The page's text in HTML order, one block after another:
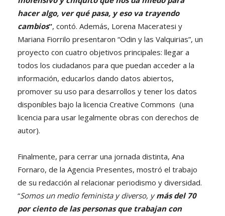
hacer algo, ver qué pasa, y eso va trayendo
cambios“, contó. Además, Lorena Maceratesi y
Mariana Fiorrilo presentaron “Odin y las Valquirias”, un
proyecto con cuatro objetivos principales: llegar a
todos los ciudadanos para que puedan acceder a la
información, educarlos dando datos abiertos,
promover su uso para desarrollos y tener los datos
disponibles bajo la licencia Creative Commons (una
licencia para usar legalmente obras con derechos de
autor).
Finalmente, para cerrar una jornada distinta, Ana
Fornaro, de la Agencia Presentes, mostró el trabajo
de su redacción al relacionar periodismo y diversidad.
“Somos un medio feminista y diverso, ymás del 70
por ciento de las personas que trabajan con